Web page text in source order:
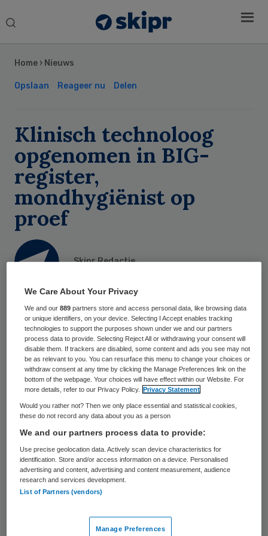
Search
Home › Nieuws
Opslaan Reageer nu Delen
Klinisch technoloog
opgenomen in BIG-
register,
mondhygiënist op
proef
Skipr Redactie
7 april 2020,11:33
719 keer gelezen
Het beroep van klinisch technoloog wordt
per 1 juli opgenomen in het register in het
kader van de Wet Beroepen in de
Individuele Gezondheidszorg (BIG).Dit
betekent dat klinisch technologen een
aantal ‘voorbehouden handelingen’
zelfstandig mogen uitvoeren. Tevens
mogen zij de wettelijke beschermde
beroepstitel van klinisch technoloog voeren,
maakt het minister van VWS bekend
Sidebar
We Care About Your Privacy
We and our889 partners store and access personal data, like browsing data
or unique identifiers, on your device. Selecting I Accept enables tracking
technologies to support the purposes shown under we and our partners
process data to provide. Selecting Reject All or withdrawing your consent will
disable them. If trackers are disabled, some content and ads you see may not
be as relevant to you. You can resurface this menu to change your choices or
withdraw consent at any time by clicking the Manage Preferences link on the
bottom of the webpage. Your choices will have effect within our Website. For
more details, refer to our Privacy Policy.
Privacy Statement
Would you rather not? Then we only place essential and statistical cookies,
these do not record any data about you as a person
We and our partners process data to provide:
Use precise geolocation data. Actively scan device characteristics for
identification. Store and/or access information on a device. Personalised
advertising and content, advertising and content measurement, audience
research and services development.
List of Partners (vendors)
Manage Preferences